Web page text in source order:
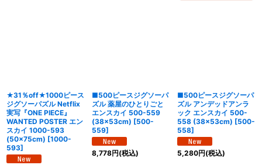
★31％off★1000ピース
ジグソーパズル Netflix
実写『ONE PIECE』
WANTED POSTER エン
スカイ 1000-593
(50×75cm) [1000-
593]
■500ピースジグソーパ
ズル 薬屋のひとりごと
エンスカイ 500-559
(38×53cm) [500-
559]
8,778円(税込)
■500ピースジグソーパ
ズル アンデッドアンラ
ック エンスカイ 500-
558 (38×53cm) [500-
558]
5,280円(税込)